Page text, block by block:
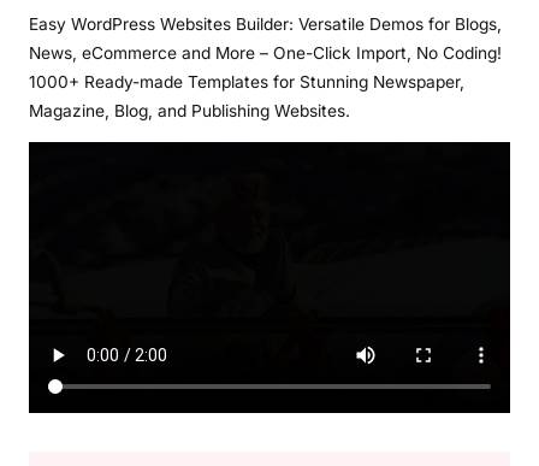
Easy WordPress Websites Builder: Versatile Demos for Blogs,
News, eCommerce and More – One-Click Import, No Coding!
1000+ Ready-made Templates for Stunning Newspaper,
Magazine, Blog, and Publishing Websites.